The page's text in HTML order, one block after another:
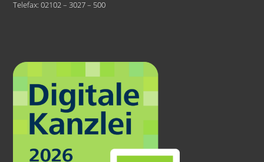
Telefax: 02102 – 3027 – 500